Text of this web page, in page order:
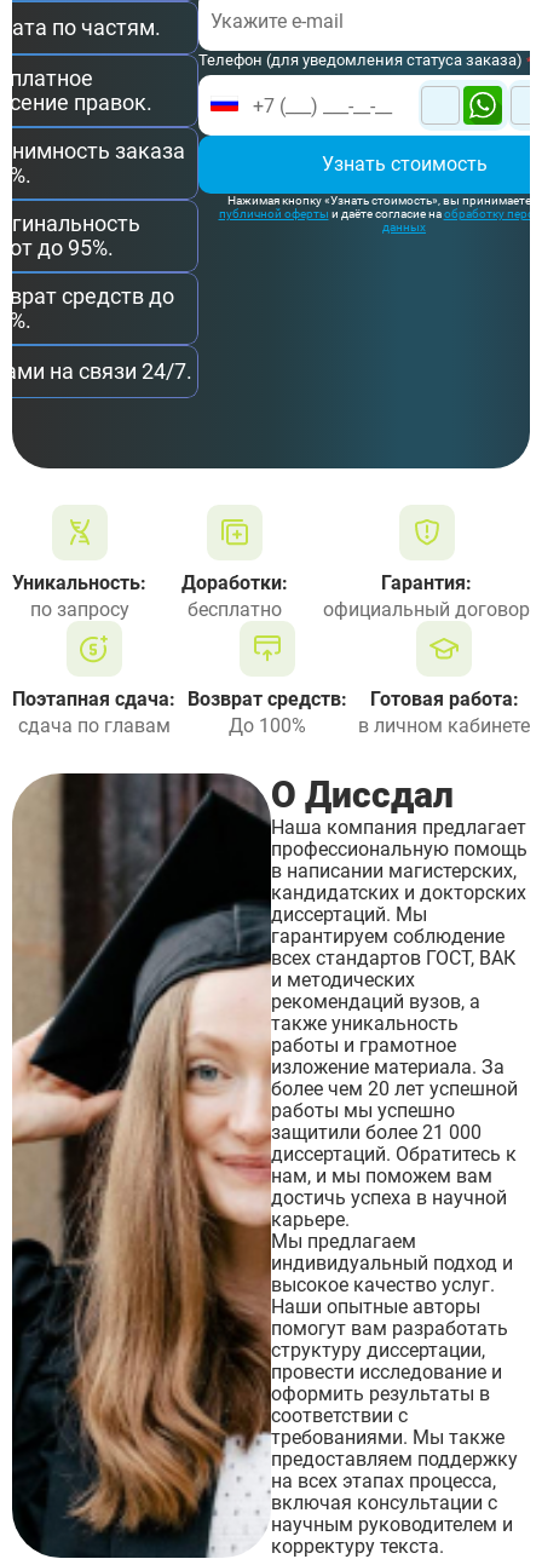
по частям.
правок.
заказа
до 95%.
средств до
на связи 24/7.
Телефон (для уведомления статуса заказа) *
Узнать стоимость
Нажимая кнопку «Узнать стоимость», вы принимаете
публичной оферты и даёте согласие наобработку
данных
Уникальность:
по запросу
Доработки:
бесплатно
Гарантия:
официальный договор
Поэтапная сдача:
сдача по главам
Возврат средств:
До 100%
Готовая работа:
в личном кабинете
О Диссдал
Наша компания предлагает
профессиональную помощь
в написании магистерских,
кандидатских и докторских
диссертаций. Мы
гарантируем соблюдение
всех стандартов ГОСТ, ВАК
и методических
рекомендаций вузов, а
также уникальность
работы и грамотное
изложение материала. За
более чем 20 лет успешной
работы мы успешно
защитили более 21 000
диссертаций. Обратитесь к
нам, и мы поможем вам
достичь успеха в научной
карьере.
Мы предлагаем
индивидуальный подход и
высокое качество услуг.
Наши опытные авторы
помогут вам разработать
структуру диссертации,
провести исследование и
оформить результаты в
соответствии с
требованиями. Мы также
предоставляем поддержку
на всех этапах процесса,
включая консультации с
научным руководителем и
корректуру текста.